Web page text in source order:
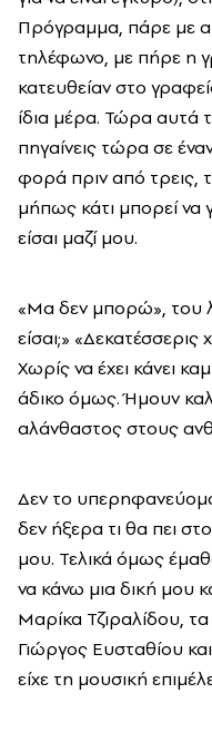
Πρόγραμμα, πάρε με
τηλέφωνο, με πήρε η
κατευθείαν στο
ίδια μέρα. Τώρα αυτά
πηγαίνεις τώρα σε
φορά πριν από τρεις,
μήπως κάτι μπορεί να
είσαι μαζί μου.
«Μα δεν μπορώ», του
είσαι;»
Χωρίς να έχει κάνει
άδικο όμως. Ήμουν
αλάνθαστος στους
Δεν το
δεν ήξερα τι θα πει
μου. Τελικά όμως
να κάνω μια δική μου
Μαρίκα Τζιραλίδου,
Γιώργος Ευσταθίου
είχε τη μουσική